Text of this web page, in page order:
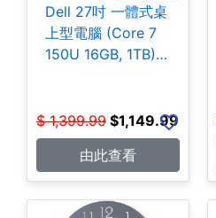
Dell 27吋 一體式桌
上型電腦 (Core 7
150U 16GB, 1TB)
$ 1,399.99 $1,149.99
由此查看